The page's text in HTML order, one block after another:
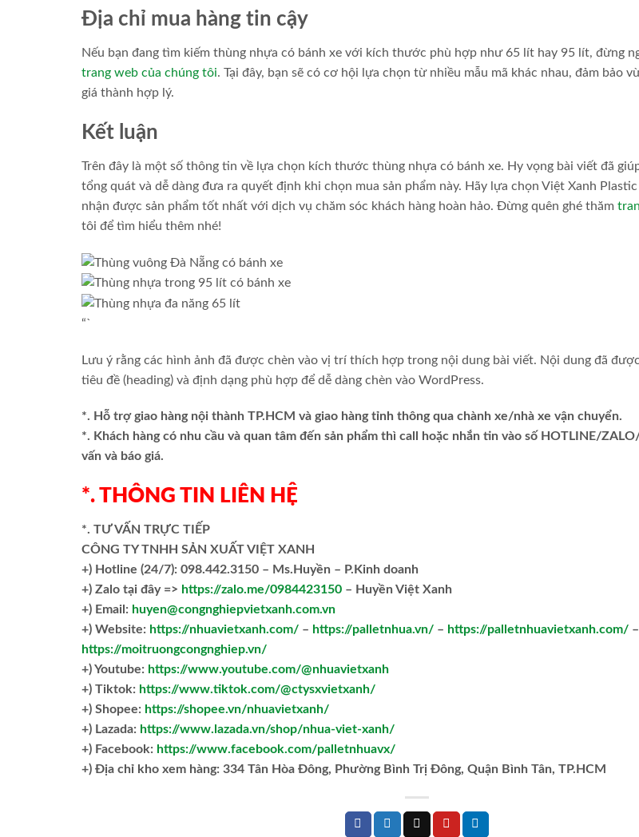
Địa chỉ mua hàng tin cậy
Nếu bạn đang tìm kiếm thùng nhựa có bánh xe với kích thước phù hợp như 65 lít hay 95 lít, đừng
trang web của chúng tôi. Tại đây, bạn sẽ có cơ hội lựa chọn từ nhiều mẫu mã khác nhau, đảm bảo
giá thành hợp lý.
Kết luận
Trên đây là một số thông tin về lựa chọn kích thước thùng nhựa có bánh xe. Hy vọng bài viết đã
tổng quát và dễ dàng đưa ra quyết định khi chọn mua sản phẩm này. Hãy lựa chọn Việt Xanh
nhận được sản phẩm tốt nhất với dịch vụ chăm sóc khách hàng hoàn hảo. Đừng quên ghé thăm
tôi để tìm hiểu thêm nhé!
“`
Lưu ý rằng các hình ảnh đã được chèn vào vị trí thích hợp trong nội dung bài viết. Nội dung đã
tiêu đề (heading) và định dạng phù hợp để dễ dàng chèn vào WordPress.
*. Hỗ trợ giao hàng nội thành TP.HCM và giao hàng tỉnh thông qua chành xe/nhà xe vận chuyển.
*. Khách hàng có nhu cầu và quan tâm đến sản phẩm thì call hoặc nhắn tin vào số HOTLINE/
vấn và báo giá.
*. THÔNG TIN LIÊN HỆ
*. TƯ VẤN TRỰC TIẾP
CÔNG TY TNHH SẢN XUẤT VIỆT XANH
+) Hotline (24/7): 098.442.3150 – Ms.Huyền – P.Kinh doanh
+) Zalo tại đây => https://zalo.me/0984423150 – Huyền Việt Xanh
+) Email: huyen@congnghiepvietxanh.com.vn
+) Website: https://nhuavietxanh.com/ – https://palletnhua.vn/ – https://palletnhuavietxanh.com/ –
https://moitruongcongnghiep.vn/
+) Youtube: https://www.youtube.com/@nhuavietxanh
+) Tiktok: https://www.tiktok.com/@ctysxvietxanh/
+) Shopee: https://shopee.vn/nhuavietxanh/
+) Lazada: https://www.lazada.vn/shop/nhua-viet-xanh/
+) Facebook: https://www.facebook.com/palletnhuavx/
+) Địa chỉ kho xem hàng: 334 Tân Hòa Đông, Phường Bình Trị Đông, Quận Bình Tân, TP.HCM